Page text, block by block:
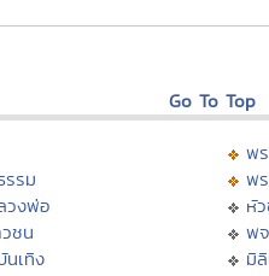
Go To Top
รม
วงพ่อ
ชน
นเทิง
พ
พ
หั
พ
มิ